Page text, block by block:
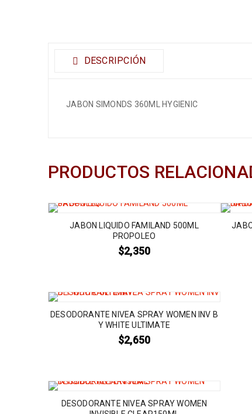
DESCRIPCIÓN
JABON SIMONDS 360ML HYGIENIC
PRODUCTOS
JABON LIQUIDO FAMILAND 500ML
PROPOLEO
$2,350
DESODORANTE NIVEA SPRAY WOMEN INV B
Y WHITE ULTIMATE
$2,650
DESODORANTE NIVEA SPRAY WOMEN